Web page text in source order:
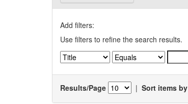
Add filters:
Use filters to refine the search results.
Results/Page | Sort items by